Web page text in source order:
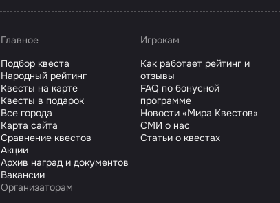
Главное
Подбор квеста
Народный рейтинг
Квесты на карте
Квесты в подарок
Все города
Карта сайта
Сравнение квестов
Акции
Архив наград и документов
Вакансии
Игрокам
Как работает рейтинг и
отзывы
FAQ по бонусной
программе
Новости «Мира Квестов»
СМИ о нас
Статьи о квестах
Организаторам